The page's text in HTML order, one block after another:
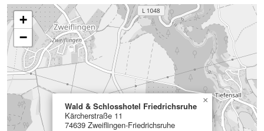
Wald & Schlosshotel Friedrichsruhe
Kärcherstraße 11
74639 Zweiflingen-Friedrichsruhe
×
+
−